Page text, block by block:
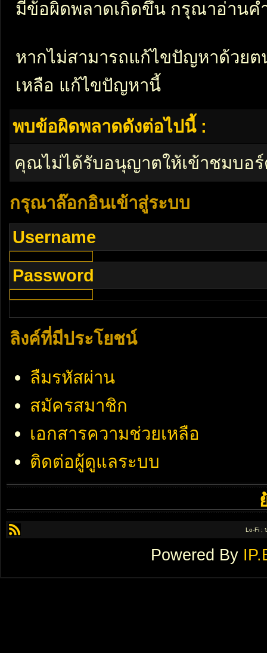
มีข้อผิดพลาดเกิดขึ้น กรุณาอ่านค
หากไม่สามารถแก้ไขปัญหาด้วย
เหลือ แก้ไขปัญหานี้
พบข้อผิดพลาดดังต่อไปนี้ :
คุณไม่ได้รับอนุญาตให้เข้าชมบอ
กรุณาล๊อกอินเข้าสู่ระบบ
Username
Password
ลิงค์ที่มีประโยชน์
ลืมรหัสผ่าน
สมัครสมาชิก
เอกสารความช่วยเหลือ
ติดต่อผู้ดูแลระบบ
Lo-Fi ;
Powered By